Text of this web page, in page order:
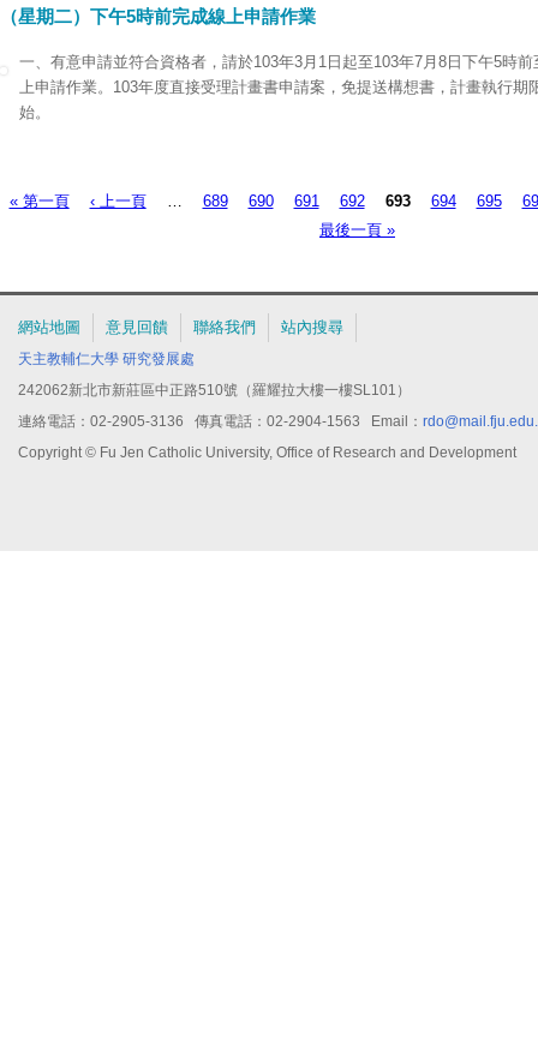
（星期二）下午5時前完成線上申請作業
一、有意申請並符合資格者，請於103年3月1日起至103年7月8日下午5時
上申請作業。103年度直接受理計畫書申請案，免提送構想書，計畫執行期
始。
頁面
« 第一頁 ‹ 上一頁 689 690 691 692 693 694 695
最後一頁 »
網站地圖 意見回饋 聯絡我們 站內搜尋
天主教輔仁大學 研究發展處
242062新北市新莊區中正路510號（羅耀拉大樓一樓SL101）
連絡電話：02-2905-3136 傳真電話：02-2904-1563 Email：
Copyright © Fu Jen Catholic University, Office of Research and Development